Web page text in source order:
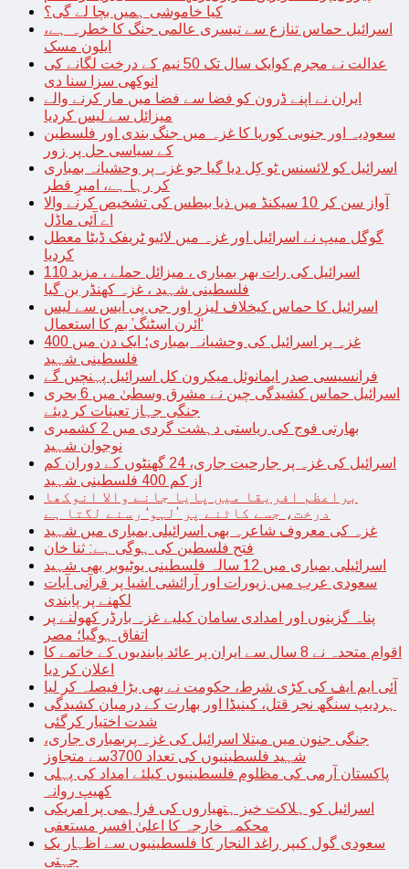
کیا خاموشی ہمیں بچا لے گی؟
اسرائیل حماس تنازع سے تیسری عالمی جنگ کا خطرہ ہے،
ایلون مسک
عدالت نے مجرم کوایک سال تک 50 نیم کے درخت لگانے کی
انوکھی سزا سنا دی
ایران نے اپنے ڈرون کو فضا سے فضا میں مار کرنے والے
میزائل سے لیس کردیا
سعودیہ اور جنوبی کوریا کا غزہ میں جنگ بندی اور فلسطین
کے سیاسی حل پر زور
اسرائیل کو لائسنس ٹو کِل دیا گیا جو غزہ پر وحشیانہ بمباری
کر رہا ہے، امیرِ قطر
آواز سن کر 10 سیکنڈ میں ذیا بیطس کی تشخیص کرنے والا
اے آئی ماڈل
گوگل میپ نے اسرائیل اور غزہ میں لائیو ٹریفک ڈیٹا معطل
کردیا
اسرائیل کی رات بھر بمباری ، میزائل حملے ، مزید 110
فلسطینی شہید ، غزہ کھنڈر بن گیا
اسرائیل کا حماس کیخلاف لیزر اور جی پی ایس سے لیس
‘آئرن اسٹنگ’ بم کا استعمال
غزہ پر اسرائیل کی وحشیانہ بمباری؛ ایک دن میں 400
فلسطینی شہید
فرانسیسی صدر ایمانوئل میکرون کل اسرائیل پہنچیں گے
اسرائیل حماس کشیدگی چین نے مشرق وسطیٰ میں 6 بحری
جنگی جہاز تعینات کر دیئے
بھارتی فوج کی ریاستی دہشت گردی میں 2 کشمیری
نوجوان شہید
اسرائیل کی غزہ پر جارحیت جاری، 24 گھنٹوں کے دوران کم
از کم 400 فلسطینی شہید
براعظم افریقا میں پایا جانے والا انوکھا
درخت، جسے کاٹنے پر ’لہو‘ رسنے لگتا ہے
غزہ کی معروف شاعرہ بھی اسرائیلی بمباری میں شہید
فتح فلسطین کی ہوگی ہے: ثنا خان
اسرائیلی بمباری میں 12 سالہ فلسطینی یوٹیوبر بھی شہید
سعودی عرب میں زیورات اور آرائشی اشیا پر قرآنی آیات
لکھنے پر پابندی
پناہ گزینوں اور امدادی سامان کیلیے غزہ بارڈر کھولنے پر
اتفاق ہوگیا؛ مصر
اقوام متحدہ نے 8 سال سے ایران پر عائد پابندیوں کے خاتمے کا
اعلان کر دیا
آئی ایم ایف کی کڑی شرط، حکومت نے بھی بڑا فیصلہ کر لیا
ہردیپ سنگھ نجر قتل، کینیڈا اور بھارت کے درمیان کشیدگی
شدت اختیار کرگئی
جنگی جنون میں مبتلا اسرائیل کی غزہ پربمباری جاری،
شہید فلسطینیوں کی تعداد 3700سے متجاوز
پاکستان آرمی کی مظلوم فلسطینیوں کیلئے امداد کی پہلی
کھیپ روانہ
اسرائیل کو ہلاکت خیز ہتھیاروں کی فراہمی پر امریکی
محکمہ خارجہ کا اعلیٰ افسر مستعفی
سعودی گول کیپر راغد النجار کا فلسطینیوں سے اظہار یک
جہتی